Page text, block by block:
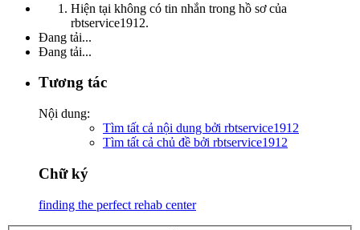
Hiện tại không có tin nhắn trong hồ sơ của
rbtservice1912.
Đang tải...
Đang tải...
Tương tác
Nội dung:
Tìm tất cả nội dung bởi rbtservice1912
Tìm tất cả chủ đề bởi rbtservice1912
Chữ ký
finding the perfect rehab center